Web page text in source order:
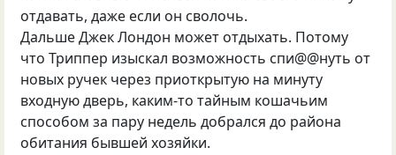
отдавать, даже если он сволочь.
Дальше Джек Лондон может отдыхать. Потому
что Триппер изыскал возможность спи@@нуть от
новых ручек через приоткрытую на минуту
входную дверь, каким-то тайным кошачьим
способом за пару недель добрался до района
обитания бывшей хозяйки.